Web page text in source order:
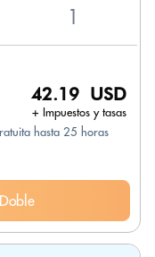
42.19 USD
+ Impuestos y tasas
hasta 25 horas